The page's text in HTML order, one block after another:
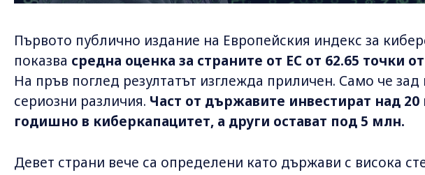
Първото публично издание на Европейския индекс за
показва средна оценка за страните от ЕС от 62.65 точки
На пръв поглед резултатът изглежда приличен. Само че зад
сериозни различия. Част от държавите инвестират над
годишно в киберкапацитет, а други остават под 5 млн.
Девет страни вече са определени като държави с висока